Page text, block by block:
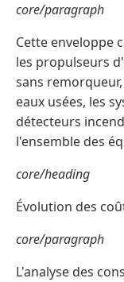
core/paragraph
Cette enveloppe
les propulseurs
sans
eaux usées, les
détecteurs
l'ensemble des
core/heading
Évolution des
core/paragraph
L'analyse des